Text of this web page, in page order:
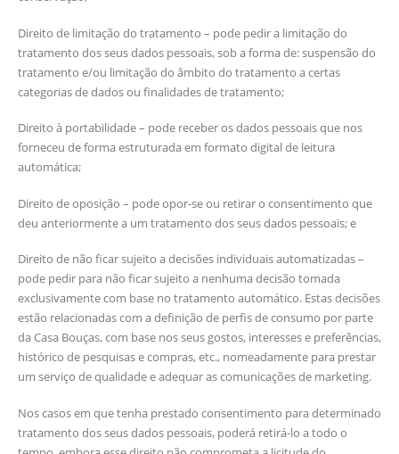
Direito de limitação do tratamento – pode pedir a limitação do
tratamento dos seus dados pessoais, sob a forma de: suspensão do
tratamento e/ou limitação do âmbito do tratamento a certas
categorias de dados ou finalidades de tratamento;
Direito à portabilidade – pode receber os dados pessoais que nos
forneceu de forma estruturada em formato digital de leitura
automática;
Direito de oposição – pode opor-se ou retirar o consentimento que
deu anteriormente a um tratamento dos seus dados pessoais; e
Direito de não ficar sujeito a decisões individuais automatizadas –
pode pedir para não ficar sujeito a nenhuma decisão tomada
exclusivamente com base no tratamento automático. Estas decisões
estão relacionadas com a definição de perfis de consumo por parte
da Casa Bouças, com base nos seus gostos, interesses e preferências,
histórico de pesquisas e compras, etc., nomeadamente para prestar
um serviço de qualidade e adequar as comunicações de marketing.
Nos casos em que tenha prestado consentimento para determinado
tratamento dos seus dados pessoais, poderá retirá-lo a todo o